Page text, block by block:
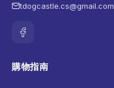
tdogcastle.cs@gmail.com
購物指南